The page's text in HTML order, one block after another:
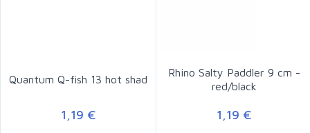
Quantum Q-fish 13 hot shad
1,19 €
Rhino Salty Paddler 9 cm -
red/black
1,19 €